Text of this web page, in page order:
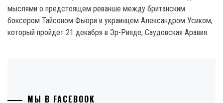
мыслями о предстоящем реванше между британским
боксером Тайсоном Фьюри и украинцем Александром Усиком,
который пройдет 21 декабря в Эр-Рияде, Саудовская Аравия.
МЫ В FACEBOOK